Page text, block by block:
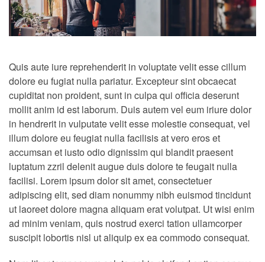
Quis aute iure reprehenderit in voluptate velit esse cillum
dolore eu fugiat nulla pariatur. Excepteur sint obcaecat
cupiditat non proident, sunt in culpa qui officia deserunt
mollit anim id est laborum. Duis autem vel eum iriure dolor
in hendrerit in vulputate velit esse molestie consequat, vel
illum dolore eu feugiat nulla facilisis at vero eros et
accumsan et iusto odio dignissim qui blandit praesent
luptatum zzril delenit augue duis dolore te feugait nulla
facilisi. Lorem ipsum dolor sit amet, consectetuer
adipiscing elit, sed diam nonummy nibh euismod tincidunt
ut laoreet dolore magna aliquam erat volutpat. Ut wisi enim
ad minim veniam, quis nostrud exerci tation ullamcorper
suscipit lobortis nisl ut aliquip ex ea commodo consequat.